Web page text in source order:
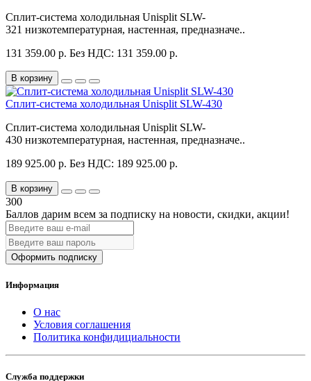
Сплит-система холодильная Unisplit SLW-
321 низкотемпературная, настенная, предназначе..
131 359.00 р. Без НДС: 131 359.00 р.
В корзину
Сплит-система холодильная Unisplit SLW-430
Сплит-система холодильная Unisplit SLW-
430 низкотемпературная, настенная, предназначе..
189 925.00 р. Без НДС: 189 925.00 р.
В корзину
300
Баллов дарим всем за подписку на новости, скидки, акции!
Оформить подписку
Информация
О нас
Условия соглашения
Политика конфидициальности
Служба поддержки